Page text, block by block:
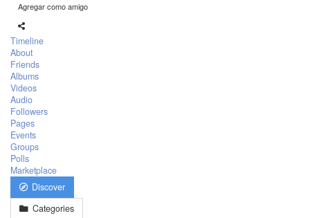
Agregar como amigo
Timeline
About
Friends
Albums
Videos
Audio
Followers
Pages
Events
Groups
Polls
Marketplace
Discover
Categories